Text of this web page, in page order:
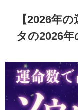
【2026年
タの2026年